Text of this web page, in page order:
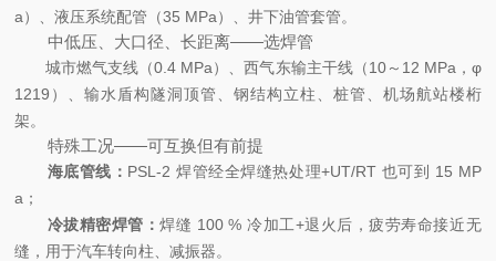
a）、液压系统配管（35 MPa）、井下油管套管。
中低压、大口径、长距离——选焊管
城市燃气支线（0.4 MPa）、西气东输主干线（10～12 MPa，φ
1219）、输水盾构隧洞顶管、钢结构立柱、桩管、机场航站楼桁
架。
特殊工况——可互换但有前提
海底管线： PSL-2 焊管经全焊缝热处理+UT/RT 也可到 15 MP
a；
冷拔精密焊管：焊缝 100 % 冷加工+退火后，疲劳寿命接近无
缝，用于汽车转向柱、减振器。